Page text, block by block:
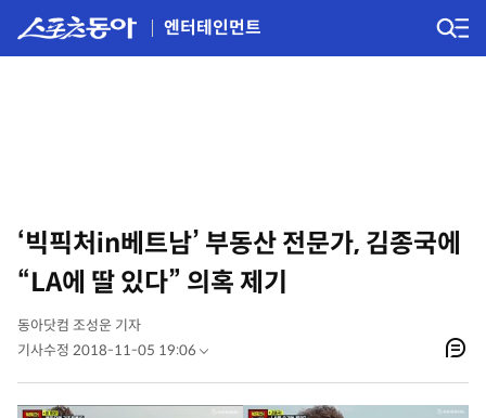
엔터테인먼트
‘빅픽처in베트남’ 부동산 전문가, 김종국에
“LA에 딸 있다” 의혹 제기
동아닷컴 조성운 기자
기사수정 2018-11-05 19:06